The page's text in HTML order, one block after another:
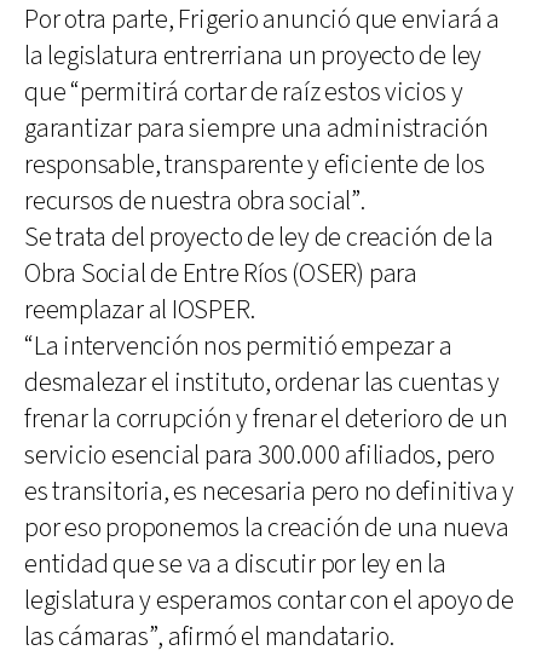
Por otra parte, Frigerio anunció que enviará a
la legislatura entrerriana un proyecto de ley
que “permitirá cortar de raíz estos vicios y
garantizar para siempre una administración
responsable, transparente y eficiente de los
recursos de nuestra obra social”.
Se trata del proyecto de ley de creación de la
Obra Social de Entre Ríos (OSER) para
reemplazar al IOSPER.
“La intervención nos permitió empezar a
desmalezar el instituto, ordenar las cuentas y
frenar la corrupción y frenar el deterioro de un
servicio esencial para 300.000 afiliados, pero
es transitoria, es necesaria pero no definitiva y
por eso proponemos la creación de una nueva
entidad que se va a discutir por ley en la
legislatura y esperamos contar con el apoyo de
las cámaras”, afirmó el mandatario.